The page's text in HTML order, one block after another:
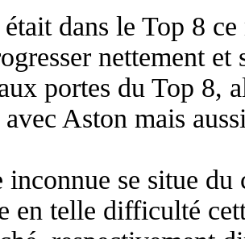
était dans le Top 8
nettement
portes du Top 8,
Aston mais
inconnue se situe
en telle difficulté